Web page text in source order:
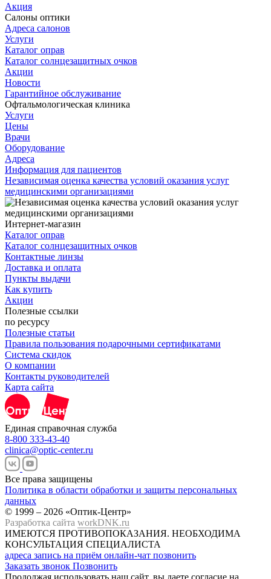
Акция
Салоны оптики
Адреса салонов
Услуги
Каталог оправ
Каталог солнцезащитных очков
Акции
Новости
Гарантийное обслуживание
Офтальмологическая клиника
Услуги
Цены
Врачи
Оборудование
Адреса
Информация для пациентов
Независимая оценка качества условий оказания услуг
медицинскими организациями
Интернет-магазин
Каталог оправ
Каталог солнцезащитных очков
Контактные линзы
Доставка и оплата
Пункты выдачи
Как купить
Акции
Полезные ссылки
по ресурсу
Полезные статьи
Правила пользования подарочными сертификатами
Система скидок
О компании
Контакты руководителей
Карта сайта
Единая справочная служба
8-800 333-43-40
clinica@optic-center.ru
Все права защищены
Политика в области обработки и защиты персональных
данных
© 1999 – 2026 «Оптик-Центр»
Разработка сайта workDNK.ru
ИМЕЮТСЯ ПРОТИВОПОКАЗАНИЯ. НЕОБХОДИМА
КОНСУЛЬТАЦИЯ СПЕЦИАЛИСТА
адреса запись на приём онлайн-чат позвонить
Заказать звонок Позвонить
Продолжая использовать наш сайт, вы даете согласие на